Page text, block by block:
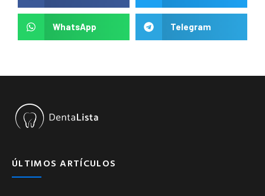
WhatsApp Telegram
ÚLTIMOS ARTÍCULOS